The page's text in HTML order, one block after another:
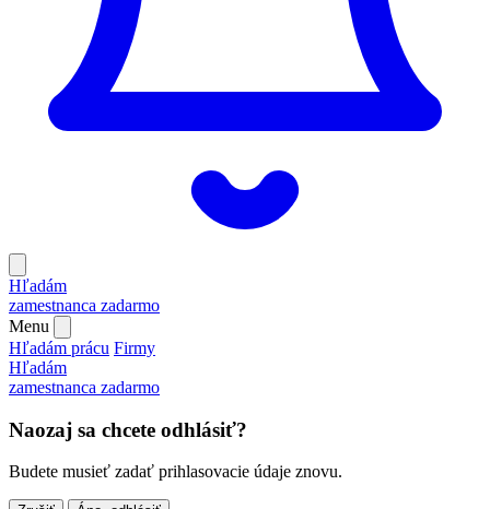
Hľadám
zamestnanca zadarmo
Menu
Hľadám prácu Firmy
Hľadám
zamestnanca zadarmo
Naozaj sa chcete odhlásiť?
Budete musieť zadať prihlasovacie údaje znovu.